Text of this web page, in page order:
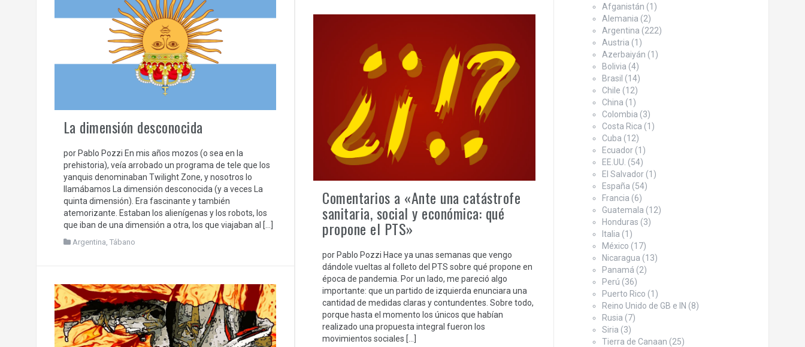
La dimensión desconocida
por Pablo Pozzi En mis años mozos (o sea en la
prehistoria), veía arrobado un programa de tele que los
yanquis denominaban Twilight Zone, y nosotros lo
llamábamos La dimensión desconocida (y a veces La
quinta dimensión). Era fascinante y también
atemorizante. Estaban los alienígenas y los robots, los
que iban de una dimensión a otra, los que viajaban al […]
Argentina, Tábano
Comentarios a «Ante una catástrofe
sanitaria, social y económica: qué
propone el PTS»
por Pablo Pozzi Hace ya unas semanas que vengo
dándole vueltas al folleto del PTS sobre qué propone en
época de pandemia. Por un lado, me pareció algo
importante: que un partido de izquierda enunciara una
cantidad de medidas claras y contundentes. Sobre todo,
porque hasta el momento los únicos que habían
realizado una propuesta integral fueron los
movimientos sociales […]
Afganistán (1)
Alemania (2)
Argentina (222)
Austria (1)
Azerbaiyán (1)
Bolivia (4)
Brasil (14)
Chile (12)
China (1)
Colombia (3)
Costa Rica (1)
Cuba (12)
Ecuador(1)
EE.UU. (54)
El Salvador(1)
España (54)
Francia (6)
Guatemala (12)
Honduras (3)
Italia (1)
México (17)
Nicaragua (13)
Panamá (2)
Perú (36)
Puerto Rico (1)
Reino Unido de GB e IN (8)
Rusia (7)
Siria (3)
Tierra de Canaan (25)